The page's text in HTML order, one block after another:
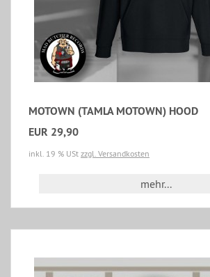
MOTOWN (TAMLA MOTOWN) HOOD
EUR 29,90
inkl. 19 % USt zzgl. Versandkosten
mehr...